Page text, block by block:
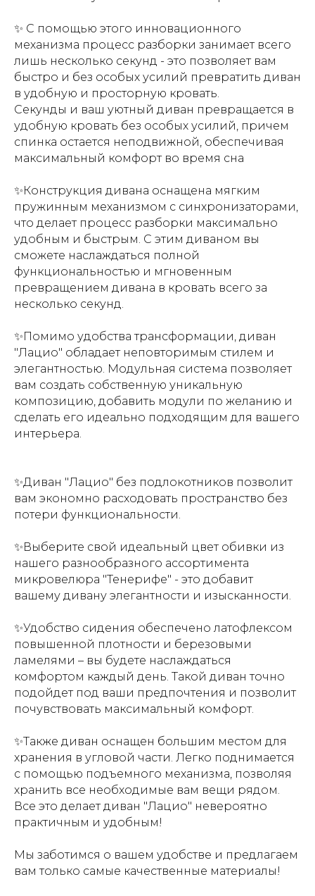
✨ С помощью этого инновационного
механизма процесс разборки занимает всего
лишь несколько секунд - это позволяет вам
быстро и без особых усилий превратить диван
в удобную и просторную кровать.
Секунды и ваш уютный диван превращается в
удобную кровать без особых усилий, причем
спинка остается неподвижной, обеспечивая
максимальный комфорт во время сна
✨Конструкция дивана оснащена мягким
пружинным механизмом с синхронизаторами,
что делает процесс разборки максимально
удобным и быстрым. С этим диваном вы
сможете наслаждаться полной
функциональностью и мгновенным
превращением дивана в кровать всего за
несколько секунд.
✨Помимо удобства трансформации, диван
"Лацио" обладает неповторимым стилем и
элегантностью. Модульная система позволяет
вам создать собственную уникальную
композицию, добавить модули по желанию и
сделать его идеально подходящим для вашего
интерьера.
✨Диван "Лацио" без подлокотников позволит
вам экономно расходовать пространство без
потери функциональности.
✨Выберите свой идеальный цвет обивки из
нашего разнообразного ассортимента
микровелюра "Тенерифе" - это добавит
вашему дивану элегантности и изысканности.
✨Удобство сидения обеспечено латофлексом
повышенной плотности и березовыми
ламелями – вы будете наслаждаться
комфортом каждый день. Такой диван точно
подойдет под ваши предпочтения и позволит
почувствовать максимальный комфорт.
✨Также диван оснащен большим местом для
хранения в угловой части. Легко поднимается
с помощью подъемного механизма, позволяя
хранить все необходимые вам вещи рядом.
Все это делает диван "Лацио" невероятно
практичным и удобным!
Мы заботимся о вашем удобстве и предлагаем
вам только самые качественные материалы!